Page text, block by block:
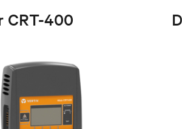
CRT-400